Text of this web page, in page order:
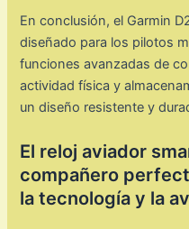
En conclusión, el Garmin
diseñado para los pilotos
funciones avanzadas de
actividad física y
un diseño resistente y
El reloj aviador
compañero
la tecnología y la